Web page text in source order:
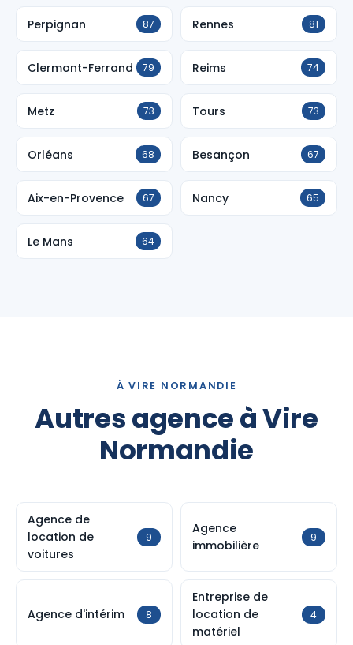
Perpignan 87 Rennes 81
Clermont-Ferrand 79 Reims 74
Metz 73 Tours 73
Orléans 68 Besançon 67
Aix-en-Provence 67 Nancy 65
Le Mans 64
À VIRE NORMANDIE
Autres agence à Vire
Normandie
Agence de
location de
voitures
9
Agence
immobilière
9
Agence d'intérim 8
Entreprise de
location de
matériel
4